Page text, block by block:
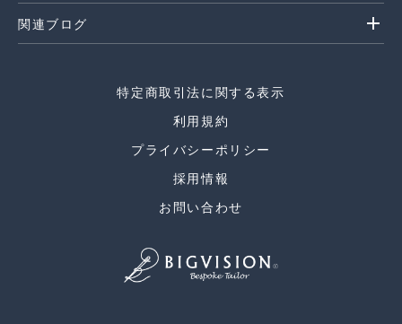
関連ブログ add
特定商取引法に関する表示
利用規約
プライバシーポリシー
採用情報
お問い合わせ